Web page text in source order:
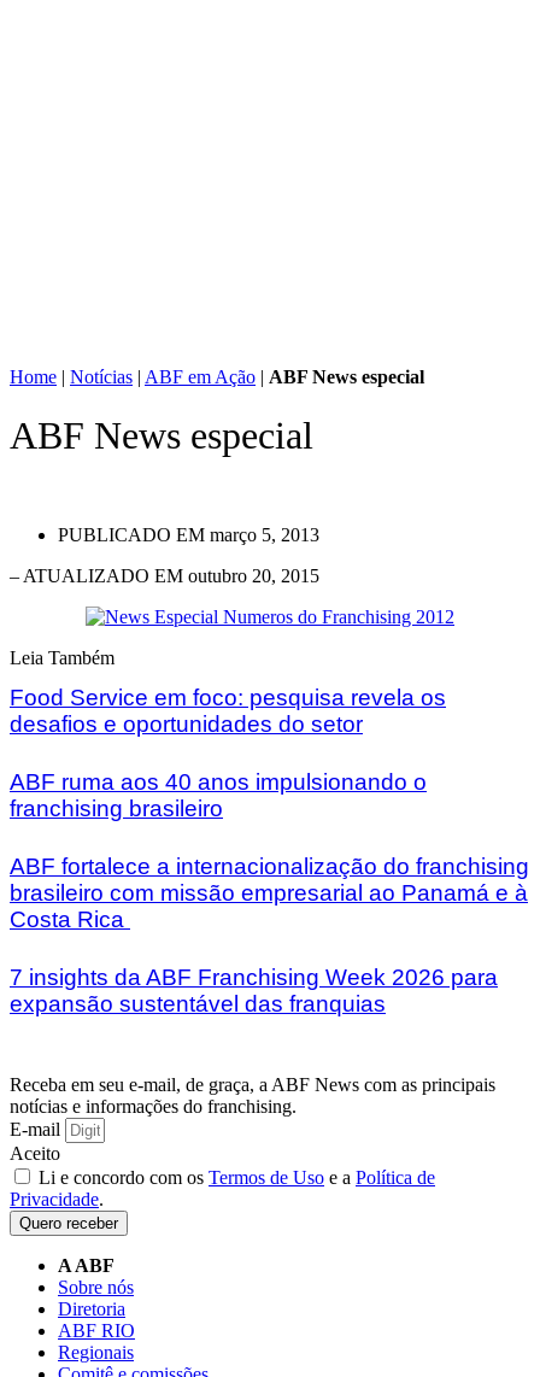
Home | Notícias | ABF em Ação | ABF News especial
ABF News especial
PUBLICADO EM março 5, 2013
– ATUALIZADO EM outubro 20, 2015
Leia Também
Food Service em foco: pesquisa revela os
desafios e oportunidades do setor
ABF ruma aos 40 anos impulsionando o
franchising brasileiro
ABF fortalece a internacionalização do franchising
brasileiro com missão empresarial ao Panamá e à
Costa Rica
7 insights da ABF Franchising Week 2026 para
expansão sustentável das franquias
Receba em seu e-mail, de graça, a ABF News com as principais
notícias e informações do franchising.
E-mail
Aceito
Li e concordo com os Termos de Uso e a Política de
Privacidade.
Quero receber
A ABF
Sobre nós
Diretoria
ABF RIO
Regionais